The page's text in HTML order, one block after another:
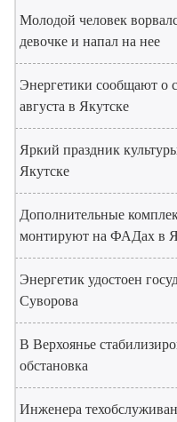
Молодой человек
девочке и напал на нее
Энергетики сообщают о
августа в Якутске
Яркий праздник
Якутске
Дополнительные
монтируют на ФАДах в
Энергетик удостоен
Суворова
В Верхоянье
обстановка
Инженера